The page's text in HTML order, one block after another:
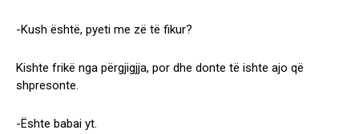
-Kush është, pyeti me zë të fikur?
Kishte frikë nga përgjigjja, por dhe donte të ishte ajo që
shpresonte.
-Ështe babai yt.